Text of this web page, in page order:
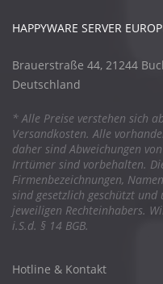
HAPPYWARE SERVER
Brauerstraße 44, 21244
Deutschland
* Alle Preise verstehen sich
Versandkosten. Alle
daher sind Abweichungen
Irrtümer sind vorbehalten.
Firmenbezeichnungen,
sind gesetzlich geschützt
jeweiligen Rechteinhabers.
i.S.d. § 14 BGB.
Hotline & Kontakt